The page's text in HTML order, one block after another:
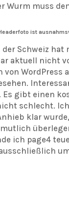
Wurm muss
ist
der Schweiz
aktuell nicht
WordPress
Es gibt einen
schlecht.
klar
ich page4